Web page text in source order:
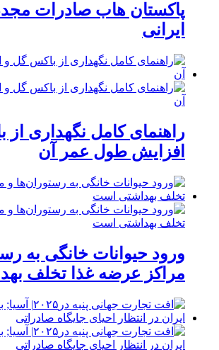
پاکستان هاب صادرات
ایرانی
راهنمای کامل نگهداری
افزایش طول عمر آن
ورود حیوانات خانگی به
مراکز عرضه غذا تخلف